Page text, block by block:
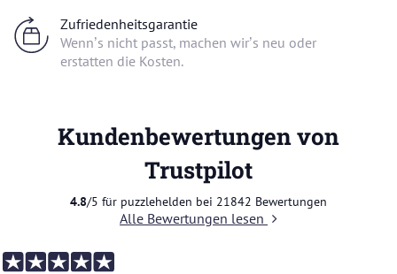
Zufriedenheitsgarantie
Wenn’s nicht passt, machen wir’s neu oder
erstatten die Kosten.
Kundenbewertungen von
Trustpilot
4.8/5 für puzzlehelden bei 21842 Bewertungen
Alle Bewertungen lesen